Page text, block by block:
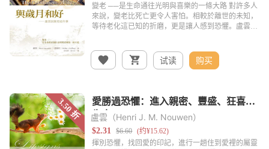
试读 购买
盧雲（Henri J. M. Nouwen）